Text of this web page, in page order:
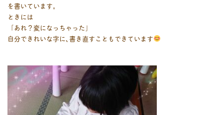
を書いています。
ときには
「あれ？変になっちゃった」
自分できれいな字に､書き直すこともできています